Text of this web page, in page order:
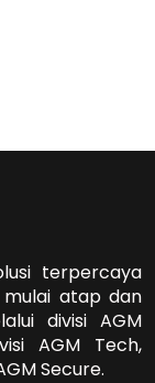
terpercaya
atap dan
divisi AGM
AGM Tech,
Secure.